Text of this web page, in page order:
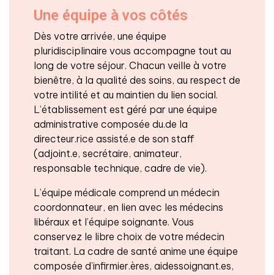
Une équipe à vos côtés
Dès votre arrivée, une équipe
pluridisciplinaire vous accompagne tout au
long de votre séjour. Chacun veille à votre
bienêtre, à la qualité des soins, au respect de
votre intilité et au maintien du lien social.
L’établissement est géré par une équipe
administrative composée du.de la
directeur.rice assisté.e de son staff
(adjoint.e, secrétaire, animateur,
responsable technique, cadre de vie).
L’équipe médicale comprend un médecin
coordonnateur, en lien avec les médecins
libéraux et l’équipe soignante. Vous
conservez le libre choix de votre médecin
traitant. La cadre de santé anime une équipe
composée d’infirmier.ères, aidessoignant.es,